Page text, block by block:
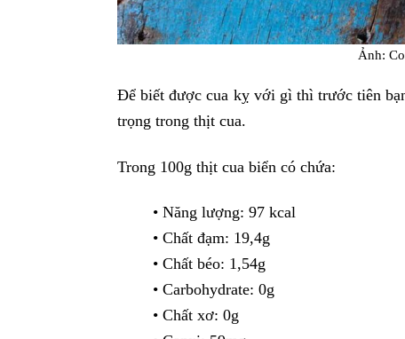
Ảnh:
Để biết được cua kỵ với gì thì trước tiên
trọng trong thịt cua.
Trong 100g thịt cua biển có chứa:
• Năng lượng: 97 kcal
• Chất đạm: 19,4g
• Chất béo: 1,54g
• Carbohydrate: 0g
• Chất xơ: 0g